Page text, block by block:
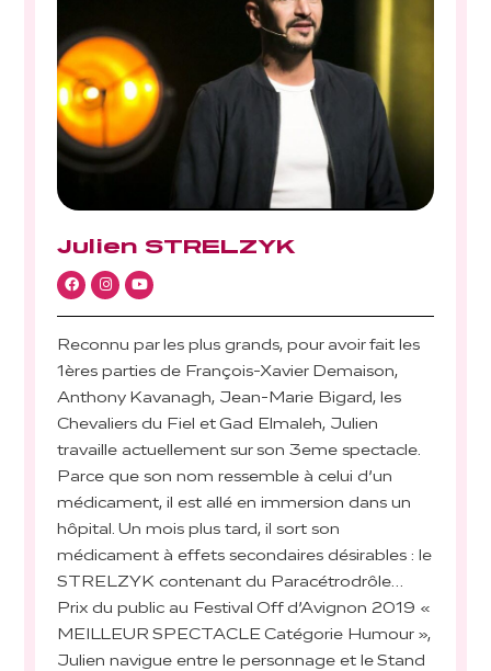
Julien STRELZYK
Reconnu par les plus grands, pour avoir fait les
1ères parties de François-Xavier Demaison,
Anthony Kavanagh, Jean-Marie Bigard, les
Chevaliers du Fiel et Gad Elmaleh, Julien
travaille actuellement sur son 3eme spectacle.
Parce que son nom ressemble à celui d’un
médicament, il est allé en immersion dans un
hôpital. Un mois plus tard, il sort son
médicament à effets secondaires désirables : le
STRELZYK contenant du Paracétrodrôle…
Prix du public au Festival Off d’Avignon 2019 «
MEILLEUR SPECTACLE Catégorie Humour »,
Julien navigue entre le personnage et le Stand